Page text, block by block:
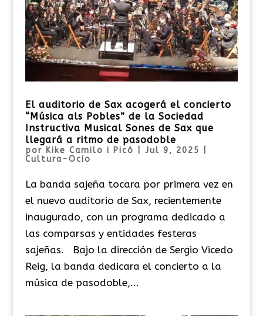
El auditorio de Sax acogerá el concierto
“Música als Pobles” de la Sociedad
Instructiva Musical Sones de Sax que
llegará a ritmo de pasodoble
por Kike Camilo i Picó Jul 9, 2025
Cultura-Ocio
La banda sajeña tocara por primera vez en
el nuevo auditorio de Sax, recientemente
inaugurado, con un programa dedicado a
las comparsas y entidades festeras
sajeñas. Bajo la dirección de Sergio Vicedo
Reig, la banda dedicara el concierto a la
música de pasodoble,...